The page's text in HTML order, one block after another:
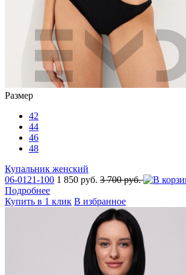
Размер
42
44
46
48
Купальник женский
06-0121-100 1 850 руб. 3 700 руб.
Подробнее
Купить в 1 клик В избранное